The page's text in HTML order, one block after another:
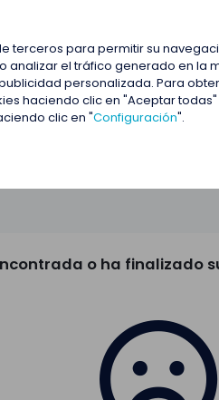
terceros para permitir su
el tráfico generado en la
personalizada. Para
haciendo clic en "Aceptar
clic en "Configuración".
o ha finalizado